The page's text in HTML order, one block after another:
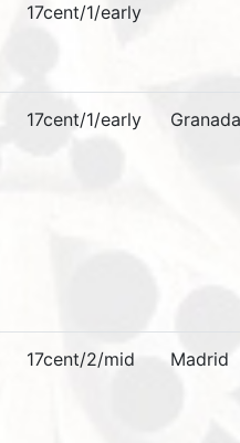
17cent/1/early
17cent/1/early Granada
17cent/2/mid Madrid